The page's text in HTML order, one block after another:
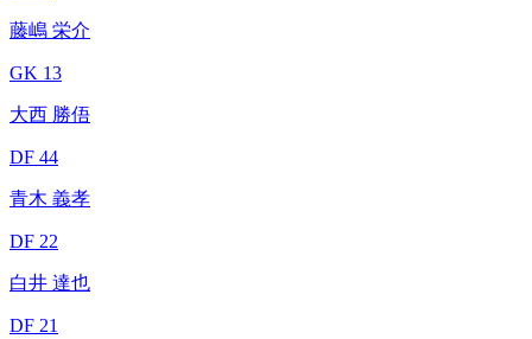
藤嶋 栄介
GK 13
大西 勝俉
DF 44
青木 義孝
DF 22
白井 達也
DF 21